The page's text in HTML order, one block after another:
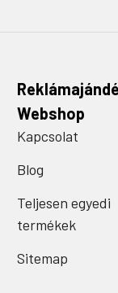
Webshop
Kapcsolat
Blog
Teljesen egyedi
termékek
Sitemap